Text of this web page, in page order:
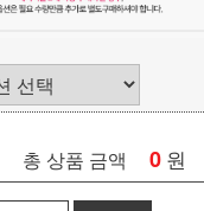
총 상품 금액 0 원